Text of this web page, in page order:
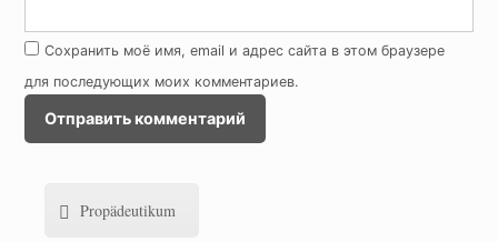
Сохранить моё имя, email и адрес сайта в этом браузере
для последующих моих комментариев.
Propädeutikum